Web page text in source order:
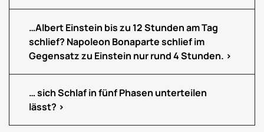
…Albert Einstein bis zu 12 Stunden am Tag
schlief? Napoleon Bonaparte schlief im
Gegensatz zu Einstein nur rund 4 Stunden.
… sich Schlaf in fünf Phasen unterteilen
lässt?